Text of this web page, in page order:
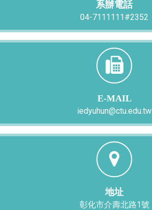
系辦電話
04-7111111#2352
E-MAIL
iedyuhun@ctu.edu.tw
地址
彰化市介壽北路1號